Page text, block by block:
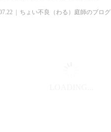
ちょい不良（わる）庭師のブログ